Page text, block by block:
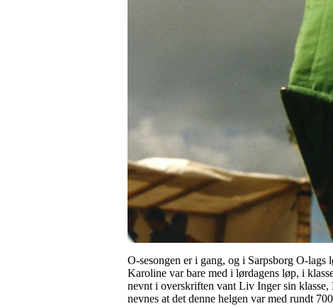
O-sesongen er i gang, og i Sarpsborg O-
Karoline var bare med i lørdagens løp, i
nevnt i overskriften vant Liv Inger sin klasse,
nevnes at det denne helgen var med rundt